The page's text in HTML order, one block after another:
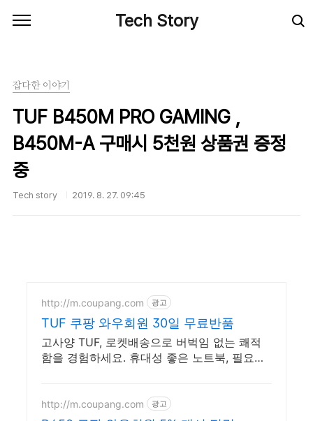
Tech Story
잡다한 이야기
TUF B450M PRO GAMING ,
B450M-A 구매시 5천원 상품권 증정
중
Tech story 2019. 8. 27. 09:45
http://m.coupang.com 광고
TUF 쿠팡 와우회원 30일 무료반품
고사양 TUF, 로켓배송으로 버벅임 없는 쾌적
함을 경험하세요. 휴대성 좋은 노트북, 필요하
http://m.coupang.com 광고